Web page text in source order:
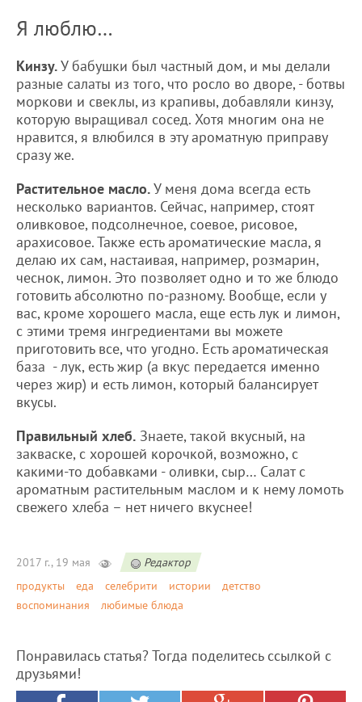
Я люблю…
Кинзу.У бабушки был частный дом, и мы делали
разные салаты из того, что росло во дворе, - ботвы
моркови и свеклы, из крапивы, добавляли кинзу,
которую выращивал сосед. Хотя многим она не
нравится, я влюбился в эту ароматную приправу
сразу же.
Растительное масло.У меня дома всегда есть
несколько вариантов. Сейчас, например, стоят
оливковое, подсолнечное, соевое, рисовое,
арахисовое. Также есть ароматические масла, я
делаю их сам, настаивая, например, розмарин,
чеснок, лимон. Это позволяет одно и то же блюдо
готовить абсолютно по-разному. Вообще, если у
вас, кроме хорошего масла, еще есть лук и лимон,
с этими тремя ингредиентами вы можете
приготовить все, что угодно. Есть ароматическая
база - лук, есть жир (а вкус передается именно
через жир) и есть лимон, который балансирует
вкусы.
Правильный хлеб. Знаете, такой вкусный, на
закваске, с хорошей корочкой, возможно, с
какими-то добавками - оливки, сыр… Салат с
ароматным растительным маслом и к нему ломоть
свежего хлеба – нет ничего вкуснее!
2017 г., 19 мая
Редактор
продукты
еда селебрити истории
детство
воспоминания
любимые блюда
Понравилась статья? Тогда поделитесь ссылкой с
друзьями!